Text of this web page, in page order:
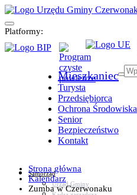
Platformy:
Mieszkaniec
Turysta
Przedsiębiorca
Ochrona Środowiska
Senior
Bezpieczeństwo
Kontakt
Samorząd
Urząd Gminy
Strona główna
Kalendarz
Zumba w Czerwonaku